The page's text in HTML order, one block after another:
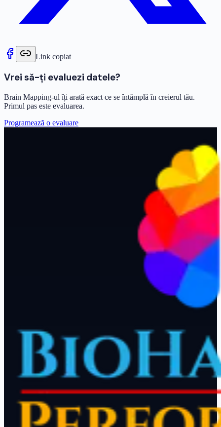
Link copiat
Vrei să-ți evaluezi datele?
Brain Mapping-ul îți arată exact ce se întâmplă în creierul tău.
Primul pas este evaluarea.
Programează o evaluare